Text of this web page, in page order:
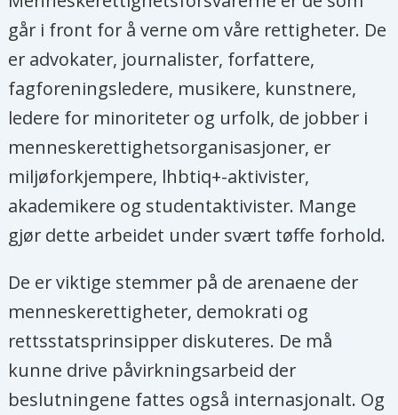
Celina Jerman Bright-Taylor, daglig
leder i Safemuse
Jørgen Watne Frydnes,
generalsekretær i Norsk PEN
går i front for å verne om våre rettigheter. De
er advokater, journalister, forfattere,
fagforeningsledere, musikere, kunstnere,
ledere for minoriteter og urfolk, de jobber i
menneskerettighetsorganisasjoner, er
miljøforkjempere, lhbtiq+-aktivister,
akademikere og studentaktivister. Mange
gjør dette arbeidet under svært tøffe forhold.
De er viktige stemmer på de arenaene der
menneskerettigheter, demokrati og
rettsstatsprinsipper diskuteres. De må
kunne drive påvirkningsarbeid der
beslutningene fattes også internasjonalt. Og